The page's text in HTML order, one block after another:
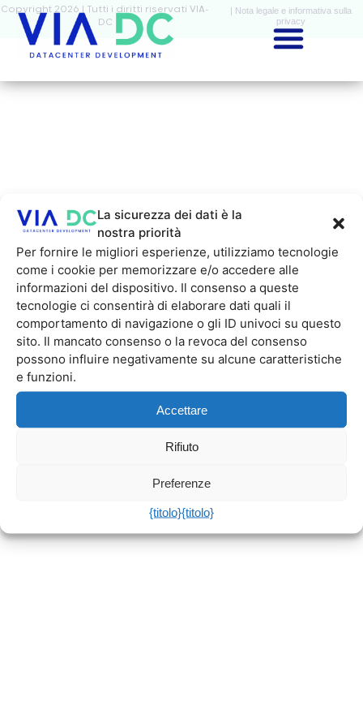
La sicurezza dei dati è la
nostra priorità
Per fornire le migliori esperienze, utilizziamo tecnologie
come i cookie per memorizzare e/o accedere alle
informazioni del dispositivo. Il consenso a queste
tecnologie ci consentirà di elaborare dati quali il
comportamento di navigazione o gli ID univoci su questo
sito. Il mancato consenso o la revoca del consenso
possono influire negativamente su alcune caratteristiche
e funzioni.
Accettare
Rifiuto
Preferenze
{titolo}{titolo}
Copyright 2026 | Tutti i diritti riservati VIA-
DC
| Nota legale e informativa sulla
privacy